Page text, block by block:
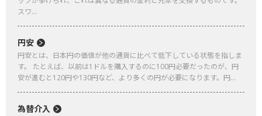
スワ...
円安
円安とは、日本円の価値が他の通貨に比べて低下している状態を指しま
す。 たとえば、以前は1ドルを購入するのに100円必要だったのが、円
安が進むと120円や130円など、より多くの円が必要になります。円...
為替介入